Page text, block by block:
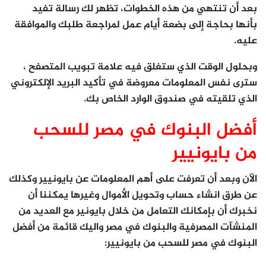
بعد أن تنتهي من هذه الخطوات، تظهر لك رسالة تفيد
بأنها بحاجة إلى بضعة أيام عمل لمراجعة طلبك والموافقة
عليه.
وبحلول الوقت الذي ستغلق فيه علامة تبويب المتصفح ،
سترى نفس المعلومات معروضة في تأكيد البريد الإلكتروني
الذي تلقيته في صندوق الوارد الخاص بك.
أفضل البنوك في مصر للسحب
من بايونيير
الآن وبعد أن تعرفت على أهم المعلومات عن بايونيير وكذلك
عن طرق انشاء حساب وتحويل الأموال وغيرها يمكننا أن
نخبرك أن بإمكانك التعامل من خلال بايونير مع العديد من
المنشآت المصرفية والبنوك في مصر واليك قائمة من أفضل
البنوك في مصر للسحب من بايونيير: